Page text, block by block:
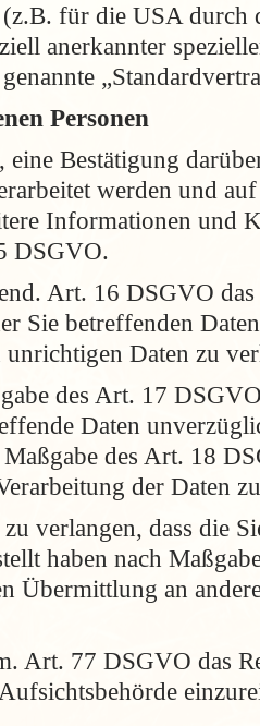
für die USA durch
anerkannter
Personen
eine Bestätigung
werden und
Informationen und
DSGVO.
Art. 16 DSGVO
Sie betreffenden
Daten zu
des Art. 17
Daten
des Art. 18
der Daten
zu verlangen, dass die
haben nach
Übermittlung an
Art. 77 DSGVO das